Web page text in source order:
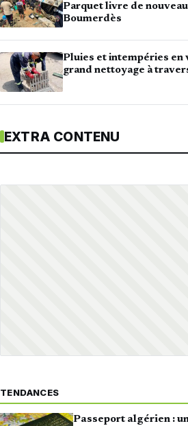
Parquet livre de
Boumerdès
Pluies et intempéries en
grand nettoyage à
EXTRA CONTENU
TENDANCES
Passeport algérien :